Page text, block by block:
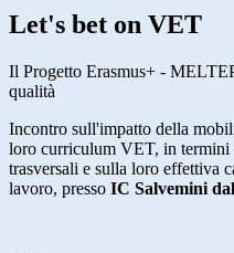
Let's bet on VET
Il Progetto Erasmus+ -
qualità
Incontro sull'impatto della
loro curriculum VET, in termini
trasversali e sulla loro effettiva
lavoro, presso IC Salvemini